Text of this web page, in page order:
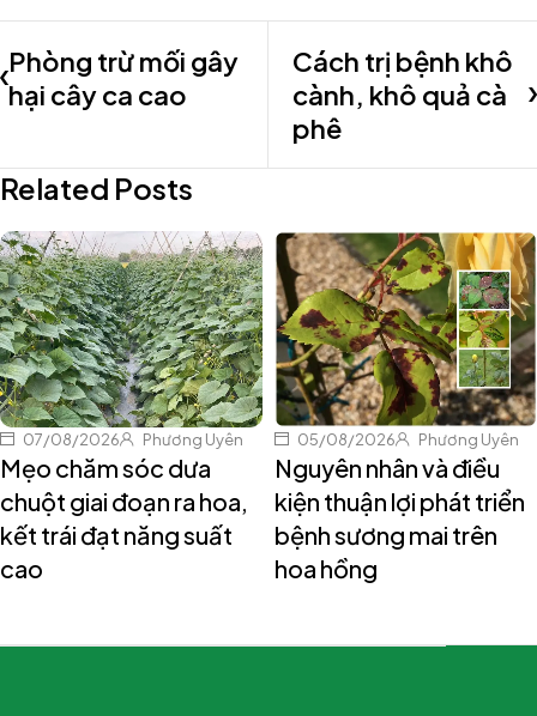
Phòng trừ mối gây
hại cây ca cao
Cách trị bệnh khô
cành, khô quả cà
phê
Related Posts
07/08/2026 Phương Uyên
Mẹo chăm sóc dưa
chuột giai đoạn ra hoa,
kết trái đạt năng suất
cao
05/08/2026 Phương Uyên
Nguyên nhân và điều
kiện thuận lợi phát triển
bệnh sương mai trên
hoa hồng